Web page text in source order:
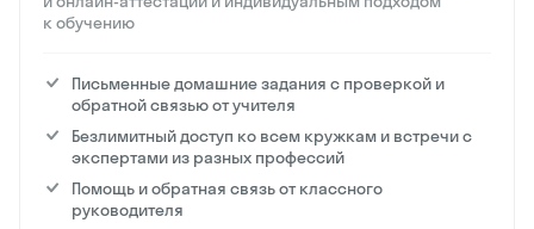
к обучению
Письменные домашние задания с проверкой и
обратной связью от учителя
Безлимитный доступ ко всем кружкам и встречи с
экспертами из разных профессий
Помощь и обратная связь от классного
руководителя